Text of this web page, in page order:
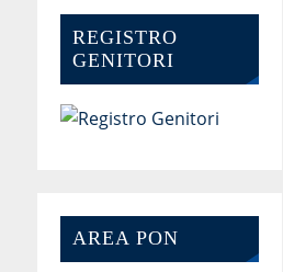
REGISTRO
GENITORI
AREA PON